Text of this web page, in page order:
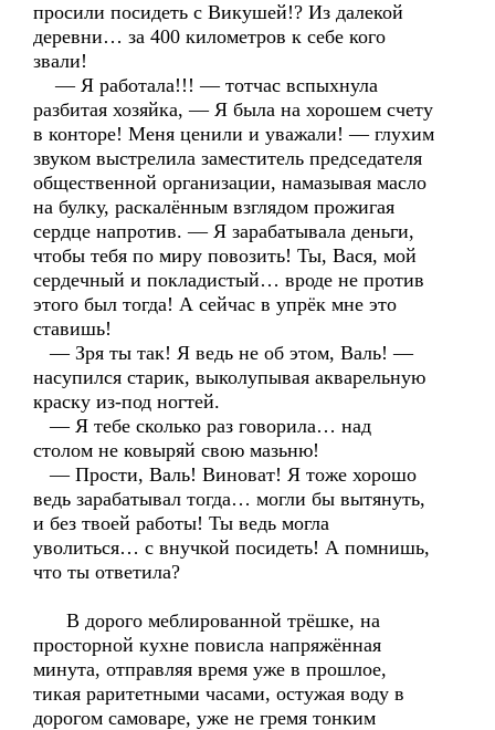
просили посидеть с Викушей!? Из далекой
деревни… за 400 километров к себе кого
звали!
— Я работала!!! — тотчас вспыхнула
разбитая хозяйка, — Я была на хорошем счету
в конторе! Меня ценили и уважали! — глухим
звуком выстрелила заместитель председателя
общественной организации, намазывая масло
на булку, раскалённым взглядом прожигая
сердце напротив. — Я зарабатывала деньги,
чтобы тебя по миру повозить! Ты, Вася, мой
сердечный и покладистый… вроде не против
этого был тогда! А сейчас в упрёк мне это
ставишь!
— Зря ты так! Я ведь не об этом, Валь! —
насупился старик, выколупывая акварельную
краску из-под ногтей.
— Я тебе сколько раз говорила… над
столом не ковыряй свою мазьню!
— Прости, Валь! Виноват! Я тоже хорошо
ведь зарабатывал тогда… могли бы вытянуть,
и без твоей работы! Ты ведь могла
уволиться… с внучкой посидеть! А помнишь,
что ты ответила?
В дорого меблированной трёшке, на
просторной кухне повисла напряжённая
минута, отправляя время уже в прошлое,
тикая раритетными часами, остужая воду в
дорогом самоваре, уже не гремя тонким